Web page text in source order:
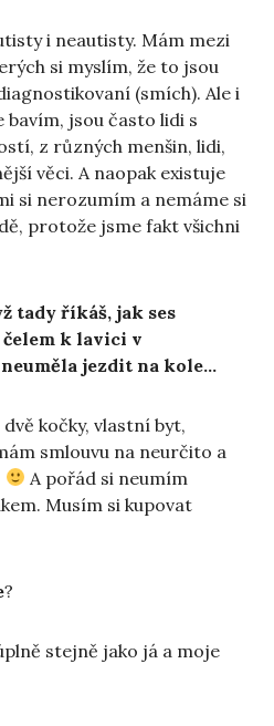
i neautisty. Mám mezi
si myslím, že to jsou
(smích). Ale i
jsou často lidi s
z různých menšin, lidi,
věci. A naopak existuje
si nerozumím a nemáme si
protože jsme fakt všichni
tady říkáš, jak ses
k lavici v
jezdit na kole…
kočky, vlastní byt,
smlouvu na neurčito a
A pořád si neumím
Musím si kupovat
?
stejně jako já a moje